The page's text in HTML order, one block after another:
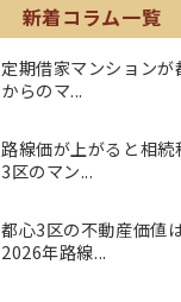
新着コラム一覧
定期借家マンション
からのマ...
路線価が上がると相
3区のマン...
都心3区の不動産価値
2026年路線...